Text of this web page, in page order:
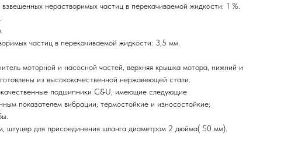
нерастворимых частиц в перекачиваемой жидкости: 1 %.
частиц в перекачиваемой жидкости: 3,5 мм.
моторной и насосной частей, верхняя крышка мотора, нижний и
из высококачественной нержавеющей стали.
подшипники C&U, имеющие следующие
показателем вибрации; термостойкие и износостойкие;
штуцер для присоединения шланга диаметром 2 дюйма( 50 мм).